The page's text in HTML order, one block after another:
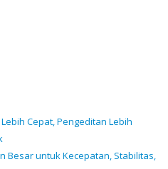
Cepat, Pengeditan Lebih
Besar untuk Kecepatan, Stabilitas,